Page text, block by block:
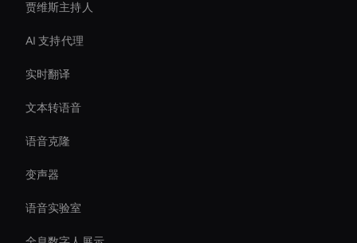
贾维斯主持人
AI 支持代理
实时翻译
文本转语音
语音克隆
变声器
语音实验室